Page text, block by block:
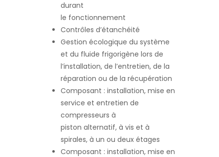
durant
le fonctionnement
Contrôles d’étanchéité
Gestion écologique du système
et du fluide frigorigène lors de
l’installation, de l’entretien, de la
réparation ou de la récupération
Composant : installation, mise en
service et entretien de
compresseurs à
piston alternatif, à vis et à
spirales, à un ou deux étages
Composant : installation, mise en